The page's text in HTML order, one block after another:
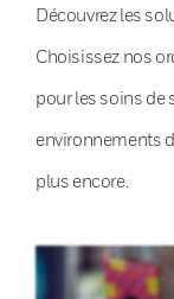
Découvrez les
Choisissez nos
pour les soins de
environnements
plus encore.